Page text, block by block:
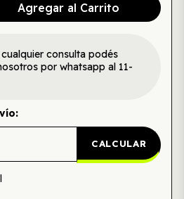
Agregar al Carrito
consulta podés
por whatsapp al 11-
CALCULAR